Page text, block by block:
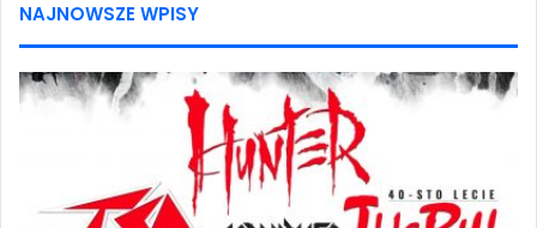
NAJNOWSZE WPISY